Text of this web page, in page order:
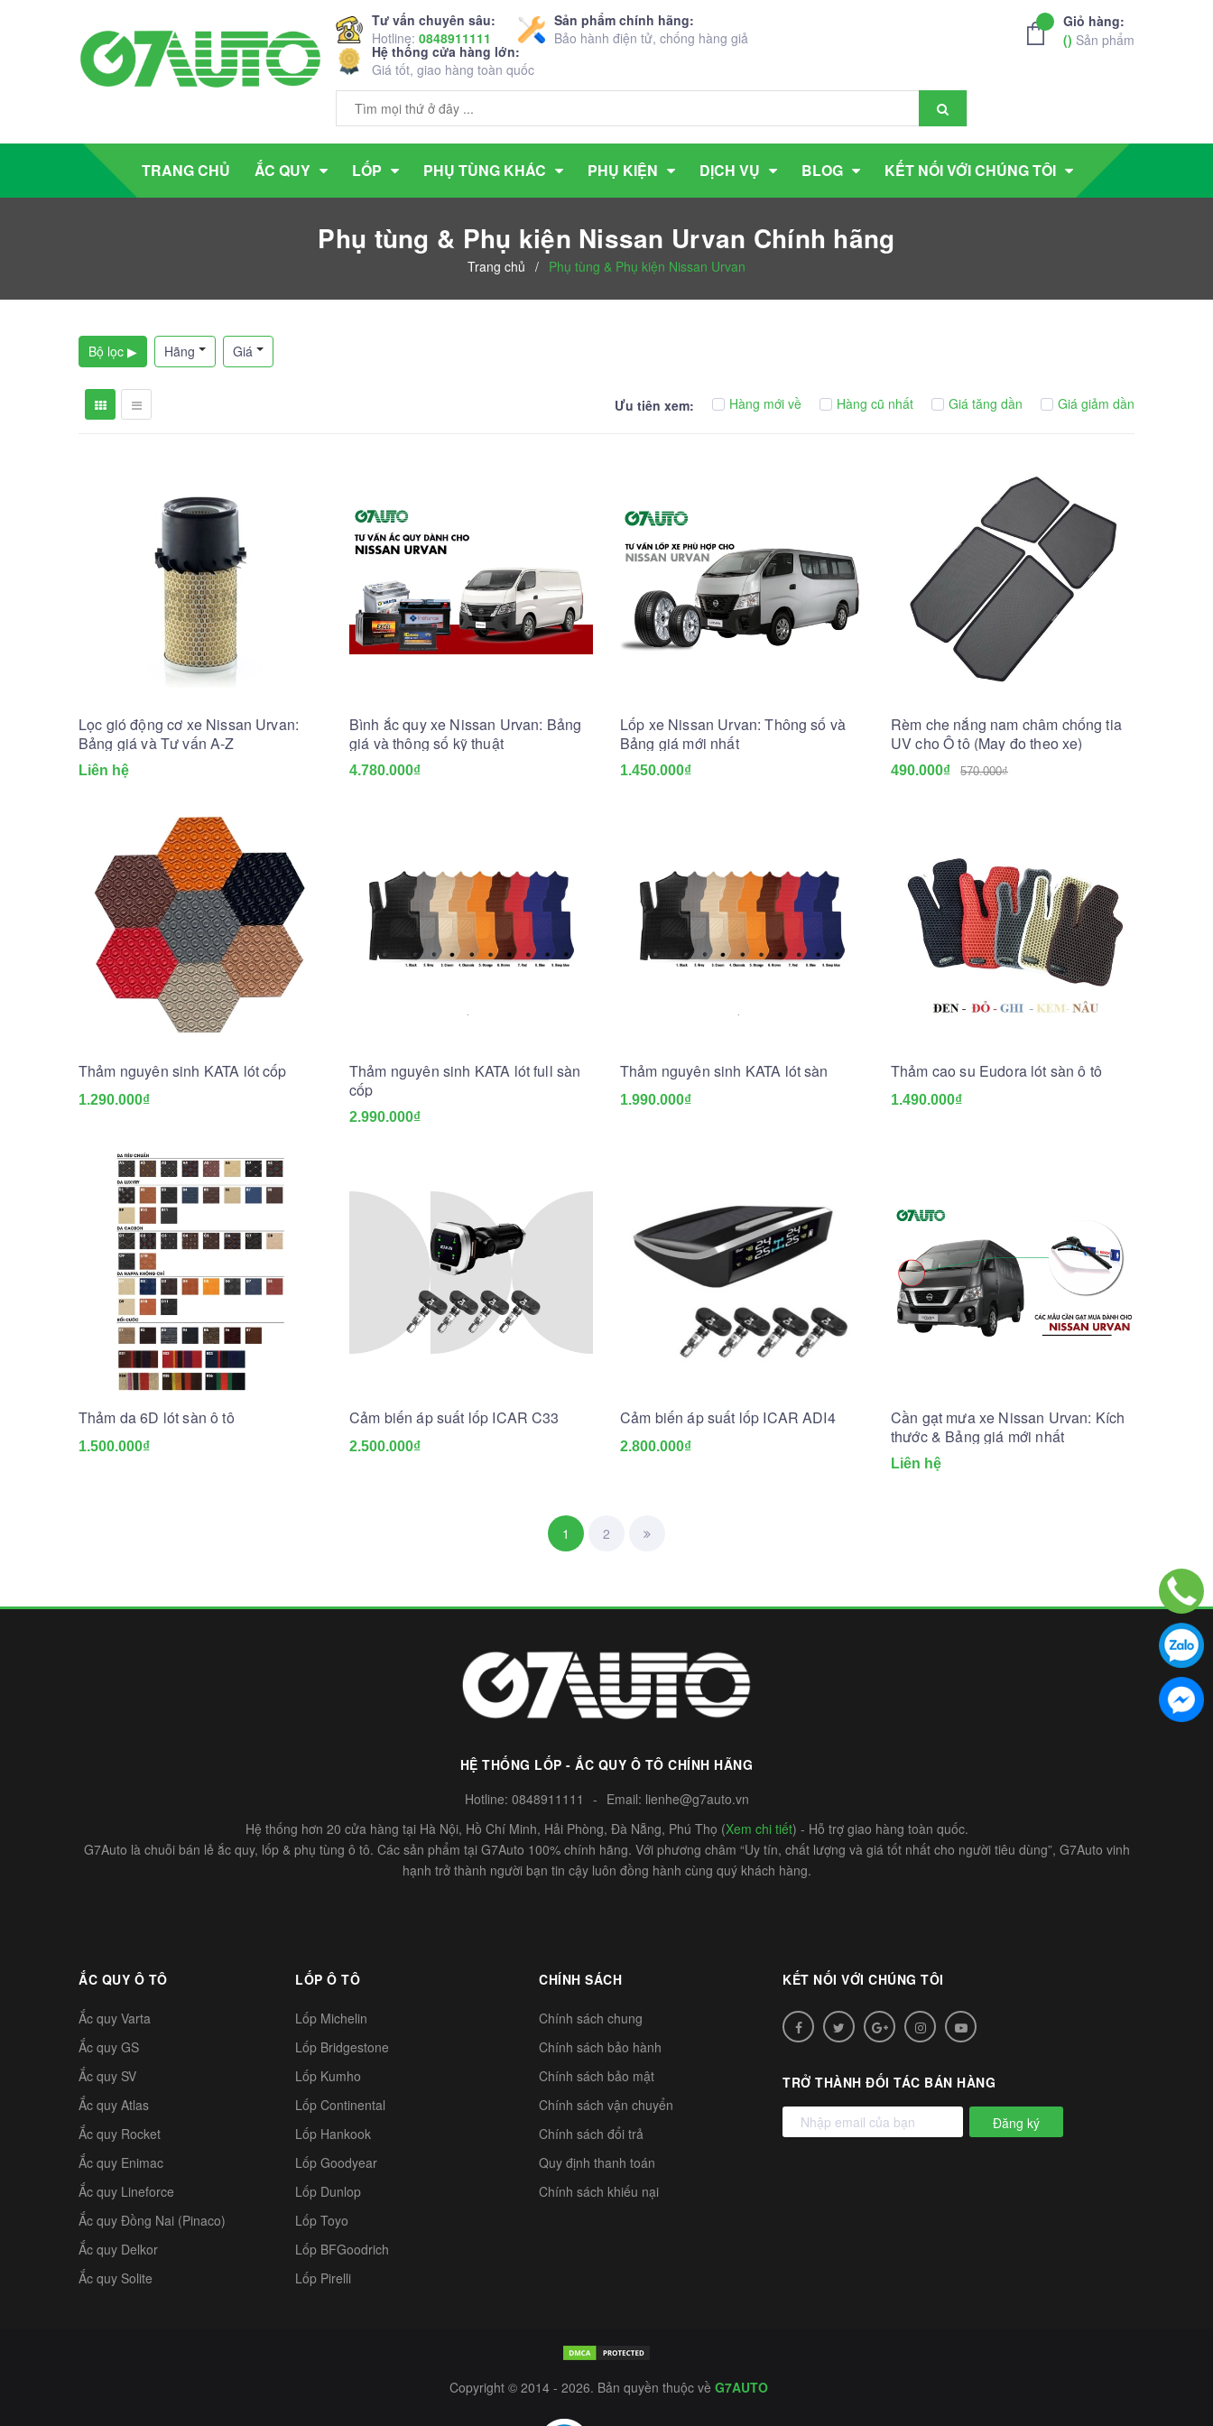
Tư vấn chuyên sâu:
Hotline: 0848911111
Sản phẩm chính hãng:
Bảo hành điện tử, chống hàng giả
Hệ thống cửa hàng lớn:
Giá tốt, giao hàng toàn quốc
Giỏ hàng:
() Sản phẩm
TRANG CHỦ ẮC QUY LỐP PHỤ TÙNG KHÁC PHỤ KIỆN DỊCH VỤ BLOG KẾT NỐI VỚI CHÚNG TÔI
Phụ tùng & Phụ kiện Nissan Urvan Chính hãng
Trang chủ / Phụ tùng & Phụ kiện Nissan Urvan
Bộ lọc ▶ Hãng Giá
Ưu tiên xem: Hàng mới về Hàng cũ nhất Giá tăng dần Giá giảm dần
Lọc gió động cơ xe Nissan Urvan:
Bảng giá và Tư vấn A-Z
Liên hệ
Bình ắc quy xe Nissan Urvan: Bảng
giá và thông số kỹ thuật
4.780.000₫
Lốp xe Nissan Urvan: Thông số và
Bảng giá mới nhất
1.450.000₫
Rèm che nắng nam châm chống tia
UV cho Ô tô (May đo theo xe)
490.000₫ 570.000₫
Thảm nguyên sinh KATA lót cốp
1.290.000₫
Thảm nguyên sinh KATA lót full sàn
cốp
2.990.000₫
Thảm nguyên sinh KATA lót sàn
1.990.000₫
Thảm cao su Eudora lót sàn ô tô
1.490.000₫
Thảm da 6D lót sàn ô tô
1.500.000₫
Cảm biến áp suất lốp ICAR C33
2.500.000₫
Cảm biến áp suất lốp ICAR ADI4
2.800.000₫
Cần gạt mưa xe Nissan Urvan: Kích
thước & Bảng giá mới nhất
Liên hệ
1 2
HỆ THỐNG LỐP - ẮC QUY Ô TÔ CHÍNH HÃNG
Hotline: 0848911111 - Email: lienhe@g7auto.vn
Hệ thống hơn 20 cửa hàng tại Hà Nội, Hồ Chí Minh, Hải Phòng, Đà Nẵng, Phú Thọ (Xem chi tiết) - Hỗ trợ giao hàng toàn quốc.
G7Auto là chuỗi bán lẻ ắc quy, lốp & phụ tùng ô tô. Các sản phẩm tại G7Auto 100% chính hãng. Với phương châm “Uy tín, chất lượng và giá tốt nhất cho người tiêu dùng”, G7Auto vinh
hạnh trở thành người bạn tin cậy luôn đồng hành cùng quý khách hàng.
ẮC QUY Ô TÔ
Ắc quy Varta
Ắc quy GS
Ắc quy SV
Ắc quy Atlas
Ắc quy Rocket
Ắc quy Enimac
Ắc quy Lineforce
Ắc quy Đồng Nai (Pinaco)
Ắc quy Delkor
Ắc quy Solite
LỐP Ô TÔ
Lốp Michelin
Lốp Bridgestone
Lốp Kumho
Lốp Continental
Lốp Hankook
Lốp Goodyear
Lốp Dunlop
Lốp Toyo
Lốp BFGoodrich
Lốp Pirelli
CHÍNH SÁCH
Chính sách chung
Chính sách bảo hành
Chính sách bảo mật
Chính sách vận chuyển
Chính sách đổi trả
Quy định thanh toán
Chính sách khiếu nại
KẾT NỐI VỚI CHÚNG TÔI
TRỞ THÀNH ĐỐI TÁC BÁN HÀNG
Đăng ký
Copyright © 2014 - 2026. Bản quyền thuộc về G7AUTO